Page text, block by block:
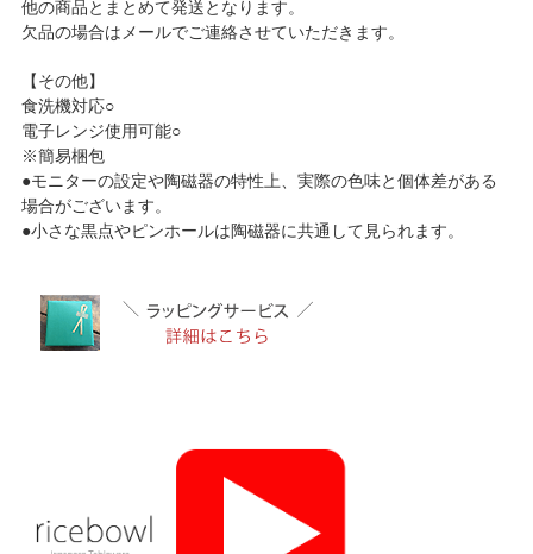
他の商品とまとめて発送となります。
欠品の場合はメールでご連絡させていただきます。
【その他】
食洗機対応○
電子レンジ使用可能○
※簡易梱包
●モニターの設定や陶磁器の特性上、実際の色味と個体差がある
場合がございます。
●小さな黒点やピンホールは陶磁器に共通して見られます。